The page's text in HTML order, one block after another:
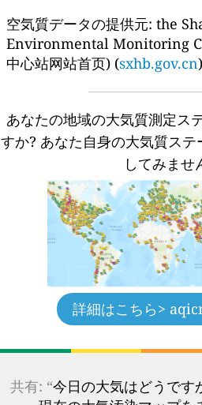
空気質データの提供元: the
Environmental Monitoring
中心站网站首页) (sxhb.gov.cn)
あなたの地域の大気質測定ス
すか? あなた自身の大気質ス
してみませ
詳細はこちら>
共有: “今日の大気はどうです